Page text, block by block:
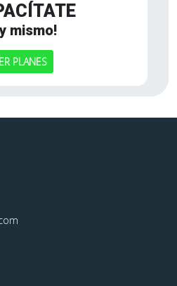
mismo!
PLANES